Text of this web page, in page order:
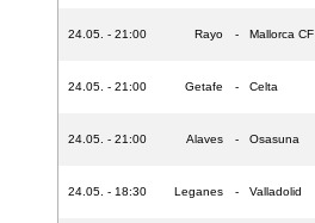
24.05. - 21:00 Rayo - Mallorca CF
24.05. - 21:00 Getafe - Celta
24.05. - 21:00 Alaves - Osasuna
24.05. - 18:30 Leganes - Valladolid